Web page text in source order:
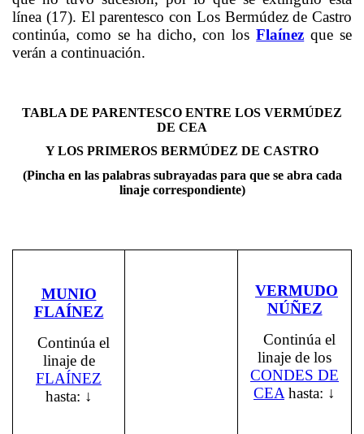
línea (17). El parentesco con Los Bermúdez de Castro
continúa, como se ha dicho, con losFlaínez que se
verán a continuación.
TABLA DE PARENTESCO ENTRE LOS VERMÚDEZ
DE CEA
Y LOS PRIMEROS BERMÚDEZ DE CASTRO
(Pincha en las palabras subrayadas para que se abra cada
linaje correspondiente)
MUNIO
FLAÍNEZ
Continúa el
linaje de
FLAÍNEZ
hasta: ↓
VERMUDO
NÚÑEZ
Continúa el
linaje de los
CONDES DE
CEA hasta: ↓